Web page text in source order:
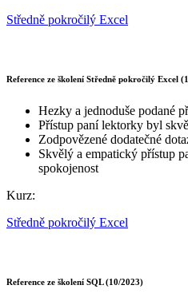
Středně pokročilý Excel
Reference ze školení Středně pokročilý Excel
Hezky a jednoduše podané
Přístup paní lektorky byl
Zodpovězené dodatečné
Skvělý a empatický přístup
spokojenost
Kurz:
Středně pokročilý Excel
Reference ze školení SQL (10/2023)